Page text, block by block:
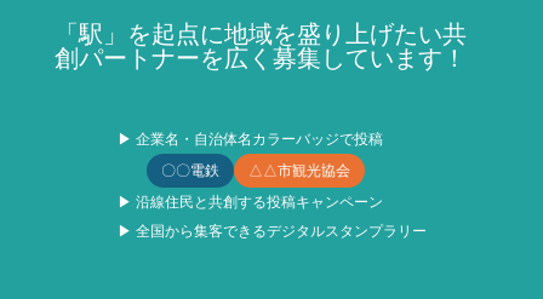
「駅」を起点に地域を盛り上げたい共
創パートナーを広く募集しています！
▶ 企業名・自治体名カラーバッジで投稿
〇〇電鉄
△△市観光協会
▶ 沿線住民と共創する投稿キャンペーン
▶ 全国から集客できるデジタルスタンプラリー